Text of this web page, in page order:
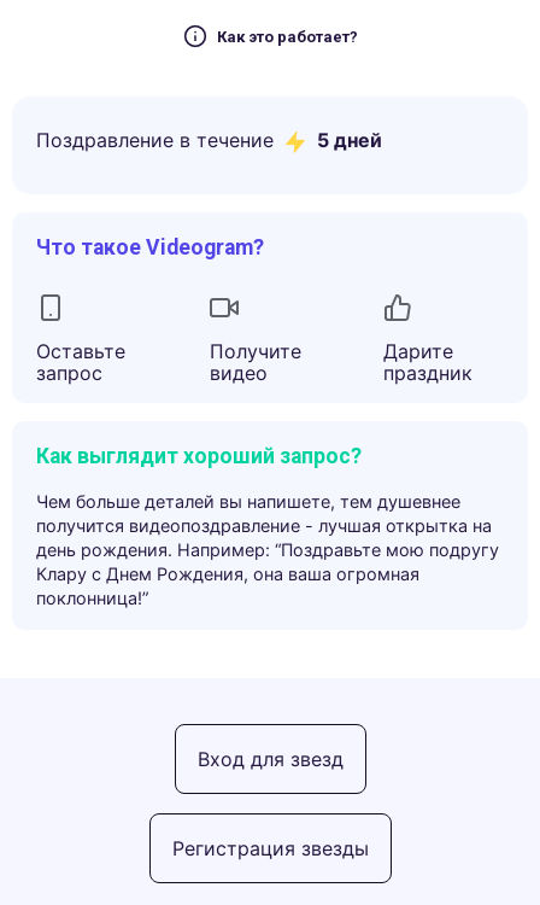
Как это работает?
Поздравление в течение 5 дней
Что такое Videogram?
Оставьте
запрос
Получите
видео
Дарите
праздник
Как выглядит хороший запрос?
Чем больше деталей вы напишете, тем душевнее
получится видеопоздравление - лучшая открытка на
день рождения. Например: “Поздравьте мою подругу
Клару с Днем Рождения, она ваша огромная
поклонница!”
Регистрация звезды
Вход для звезд